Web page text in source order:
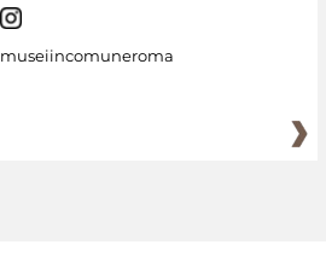
museiincomuneroma